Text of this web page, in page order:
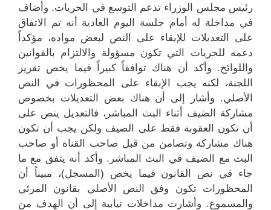
رئيس مجلس الوزراء تدعم التوسع في الحريات. وأضاف
في مداخلة له أمام جلسة اليوم العادية أنه تم الاتفاق
على التعديلات للإبقاء على النص لبعض مواده، مؤكداً
دعمه للحريات التي تكون مسؤولة والالتزام بالقوانين
واللوائح. وأكد أن هناك توافقاً كبيراً فيما يخص تقرير
اللجنة، لكنه يجب الإبقاء على المحظورات في النص
الأصلي. وأشار إلى أن هناك بعض التعديلات بخصوص
مشاركة الضيف أثناء البث المباشر، فالتعديل ينص على
أن تكون العقوبة فقط على الضيف ولكن يجب أن تكون
هناك مشاركة وتضامن من قبل صاحب القناة أو صاحب
البث مع الضيف في البث المباشر. وأكد أنه يتفق مع ما
جاء في نص القانون فيما يخص (المسجل)، مبيناً أن
المحظورات تكون وفق النص الأصلي بقانون المرئي
والمسموع. وأشارت مداخلات نيابية إلى أن الهدف من